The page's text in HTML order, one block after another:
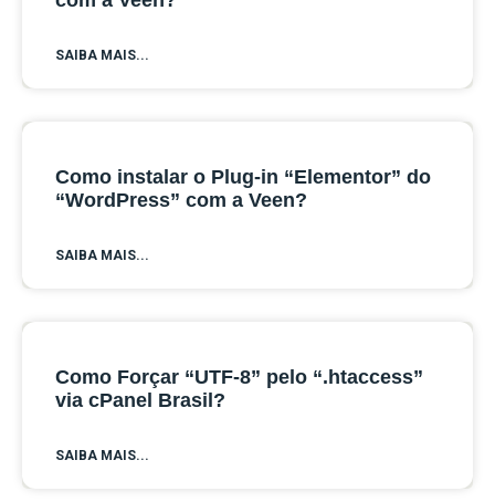
SAIBA MAIS...
Como instalar o Plug-in “Elementor” do
“WordPress” com a Veen?
SAIBA MAIS...
Como Forçar “UTF-8” pelo “.htaccess”
via cPanel Brasil?
SAIBA MAIS...